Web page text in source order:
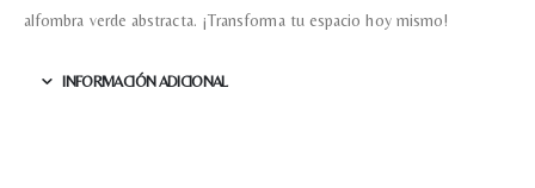
alfombra verde abstracta. ¡Transforma tu espacio hoy mismo!
INFORMACIÓN ADICIONAL